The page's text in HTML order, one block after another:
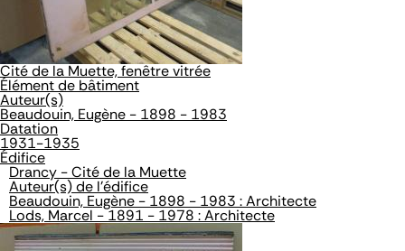
Cité de la Muette, fenêtre vitrée
Élément de bâtiment
Auteur(s)
Beaudouin, Eugène - 1898 - 1983
Datation
1931-1935
Édifice
Drancy - Cité de la Muette
Auteur(s) de l'édifice
Beaudouin, Eugène - 1898 - 1983 : Architecte
Lods, Marcel - 1891 - 1978 : Architecte